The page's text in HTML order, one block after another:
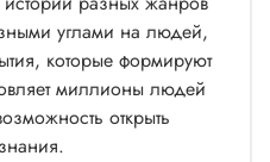
углами на людей,
которые формируют
миллионы людей
открыть